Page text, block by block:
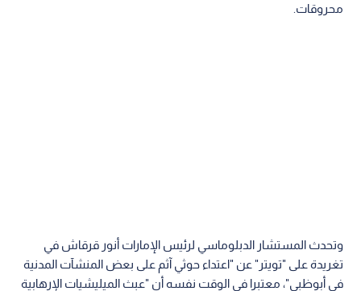
محروقات.
وتحدث المستشار الدبلوماسي لرئيس الإمارات أنور قرقاش في
تغريدة على "تويتر" عن "اعتداء حوثي آثم على بعض المنشآت المدنية
في أبوظبي"، معتبرا في الوقت نفسه أن "عبث الميليشيات الإرهابية